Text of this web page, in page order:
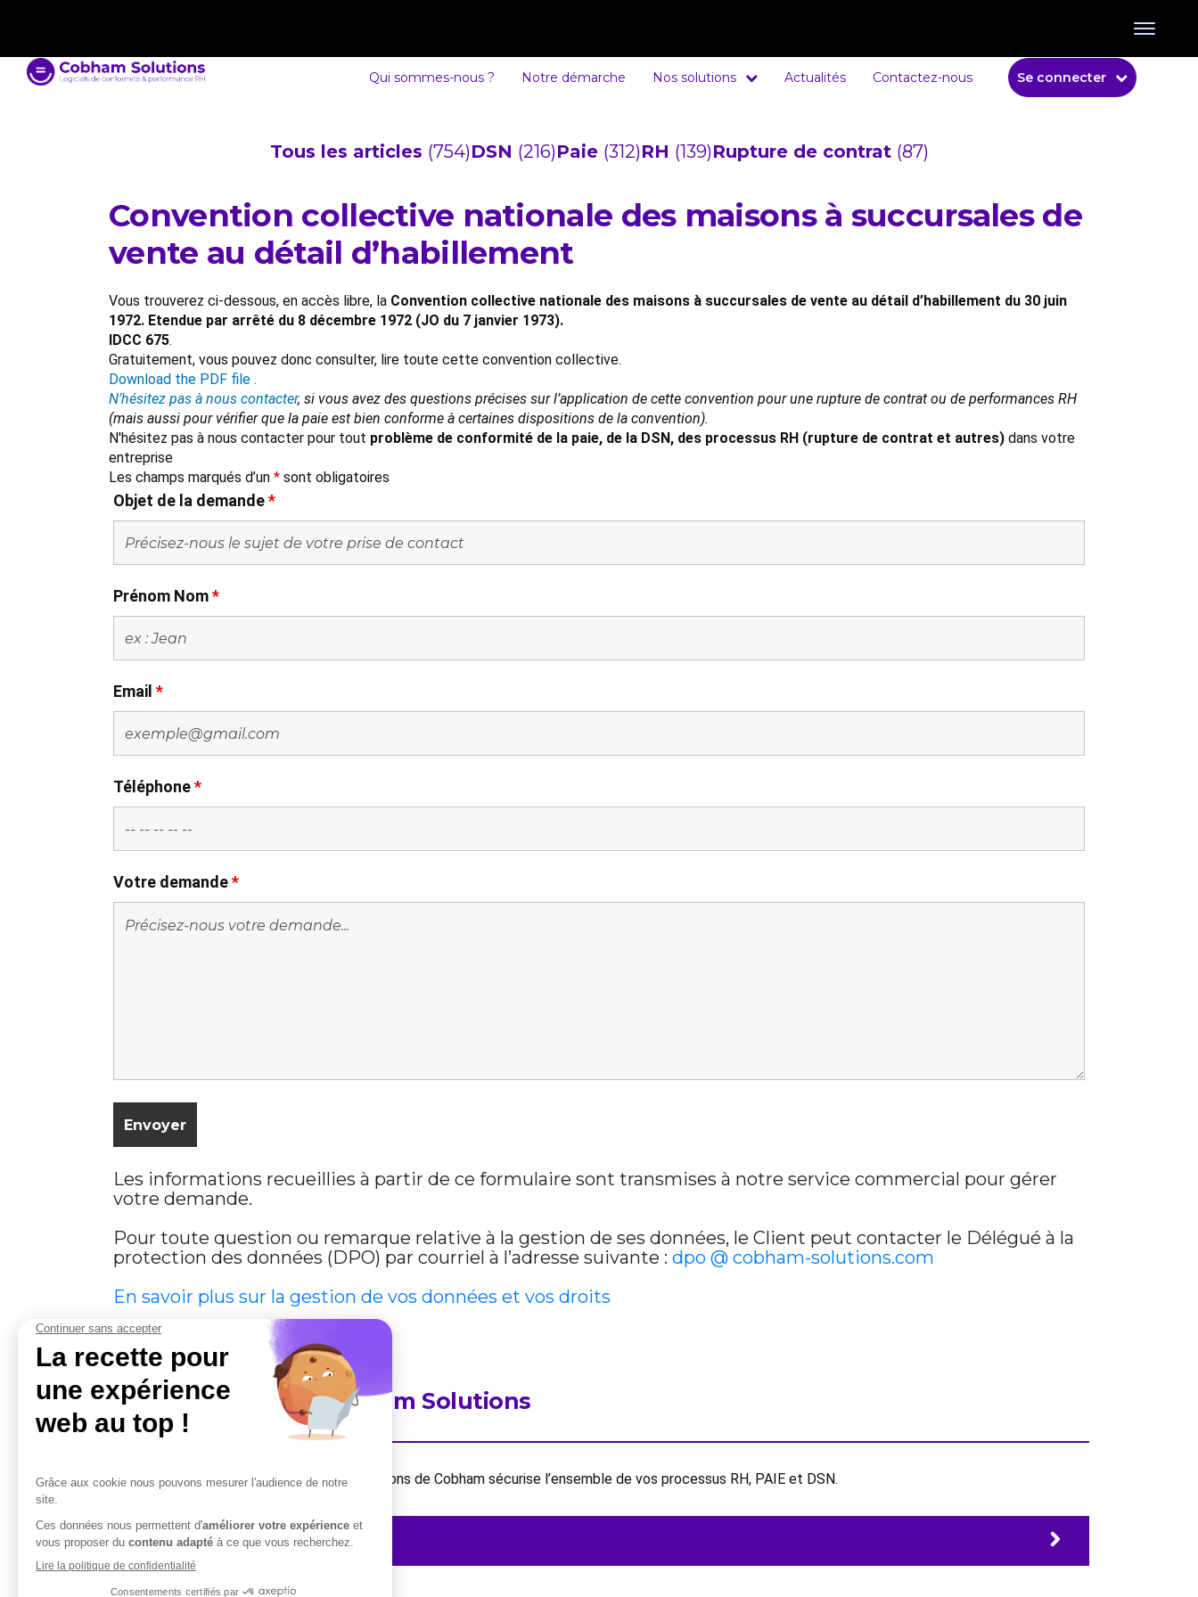
Qui sommes-nous ? Notre démarche Nos solutions Actualités Contactez-nous Se connecter
Tous les articles (754)DSN (216)Paie (312)RH (139)Rupture de contrat (87)
Convention collective nationale des maisons à succursales de
vente au détail d’habillement
Vous trouverez ci-dessous, en accès libre, la Convention collective nationale des maisons à succursales de vente au détail d’habillement du 30 juin
1972. Etendue par arrêté du 8 décembre 1972 (JO du 7 janvier 1973).
IDCC 675.
Gratuitement, vous pouvez donc consulter, lire toute cette convention collective.
Download the PDF file .
N’hésitez pas à nous contacter, si vous avez des questions précises sur l’application de cette convention pour une rupture de contrat ou de performances RH
(mais aussi pour vérifier que la paie est bien conforme à certaines dispositions de la convention).
N'hésitez pas à nous contacter pour tout problème de conformité de la paie, de la DSN, des processus RH (rupture de contrat et autres) dans votre
entreprise
Les champs marqués d’un * sont obligatoires
Objet de la demande*
Prénom Nom*
Email *
Téléphone*
Votre demande*
Les informations recueillies à partir de ce formulaire sont transmises à notre service commercial pour gérer
votre demande.
Pour toute question ou remarque relative à la gestion de ses données, le Client peut contacter le Délégué à la
protection des données (DPO) par courriel à l’adresse suivante : dpo @ cobham-solutions.com
En savoir plus sur la gestion de vos données et vos droits
En savoir plus sur Cobham Solutions
Destiné aux professionnels, la suite de solutions de Cobham sécurise l’ensemble de vos processus RH, PAIE et DSN.
Contactez-nous